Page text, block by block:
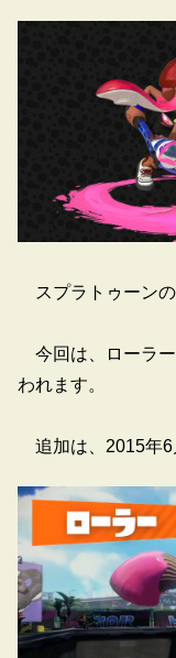
スプラトゥーンの
今回は、ローラ
われます。
追加は、2015年6